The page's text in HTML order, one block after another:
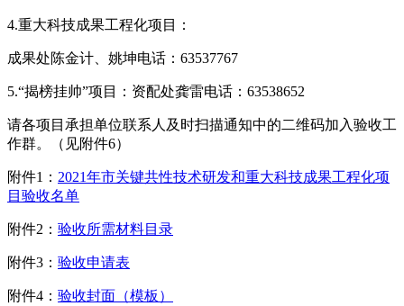
4.重大科技成果工程化项目：
成果处陈金计、姚坤电话：63537767
5.“揭榜挂帅”项目：资配处龚雷电话：63538652
请各项目承担单位联系人及时扫描通知中的二维码加入验收工
作群。（见附件6）
附件1： 2021年市关键共性技术研发和重大科技成果工程化项
目验收名单
附件2： 验收所需材料目录
附件3： 验收申请表
附件4： 验收封面（模板）